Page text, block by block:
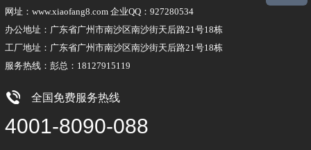
网址：www.xiaofang8.com 企业QQ：927280534
办公地址：广东省广州市南沙区南沙街天后路21号18栋
工厂地址：广东省广州市南沙区南沙街天后路21号18栋
服务热线：彭总：18127915119
全国免费服务热线
4001-8090-088